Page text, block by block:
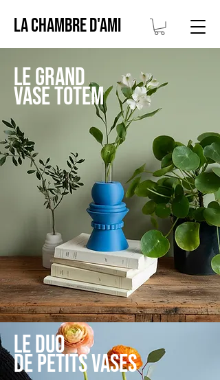
LA CHAMBRE D'AMI
LE GRAND
VASE TOTEM
LE DUO
DE PETITS VASES